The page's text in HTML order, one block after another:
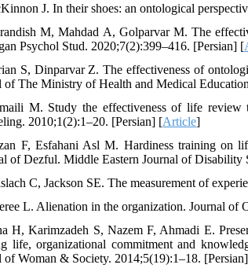
J. In their shoes: an ontological
M, Mahdad A, Golparvar M. The
Psychol Stud. 2020;7(2):399–416. [Persian] [
S, Dinparvar Z. The effectiveness of
of The Ministry of Health and Medical
M. Study the effectiveness of life review
2010;1(2):1–20. [Persian] [Article]
F, Esfahani Asl M. Hardiness training on
of Dezful. Middle Eastern Journal of Disability
C, Jackson SE. The measurement of
L. Alienation in the organization. Journal of
H, Karimzadeh S, Nazem F, Ahmadi E.
life, organizational commitment and
of Woman & Society. 2014;5(19):1–18.